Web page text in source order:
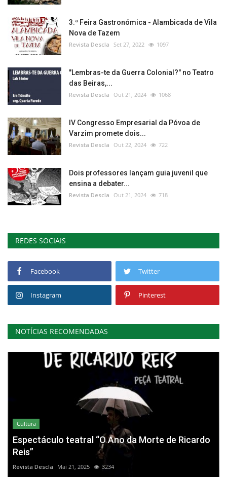
3.ª Feira Gastronómica - Alambicada de Vila
Nova de Tazem
Revista Descla Set 27, 2022 1097
"Lembras-te da Guerra Colonial?" no Teatro
das Beiras,...
Revista Descla Out 21, 2024 1068
IV Congresso Empresarial da Póvoa de
Varzim promete dois...
Revista Descla Out 22, 2024 722
Dois professores lançam guia juvenil que
ensina a debater...
Revista Descla Out 21, 2024 718
REDES SOCIAIS
Facebook Twitter
Instagram Pinterest
NOTÍCIAS RECOMENDADAS
Cultura
Espectáculo teatral “O Ano da Morte de Ricardo
Reis”
Revista Descla Mai 21, 2025 3234